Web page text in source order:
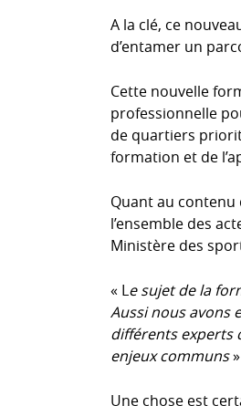
A la clé, ce
d’entamer un
Cette nouvelle
professionnelle
de quartiers
formation et de
Quant au contenu
l’ensemble des
Ministère des
« Le sujet de la
Aussi nous avons
différents experts
enjeux communs»
Une chose est